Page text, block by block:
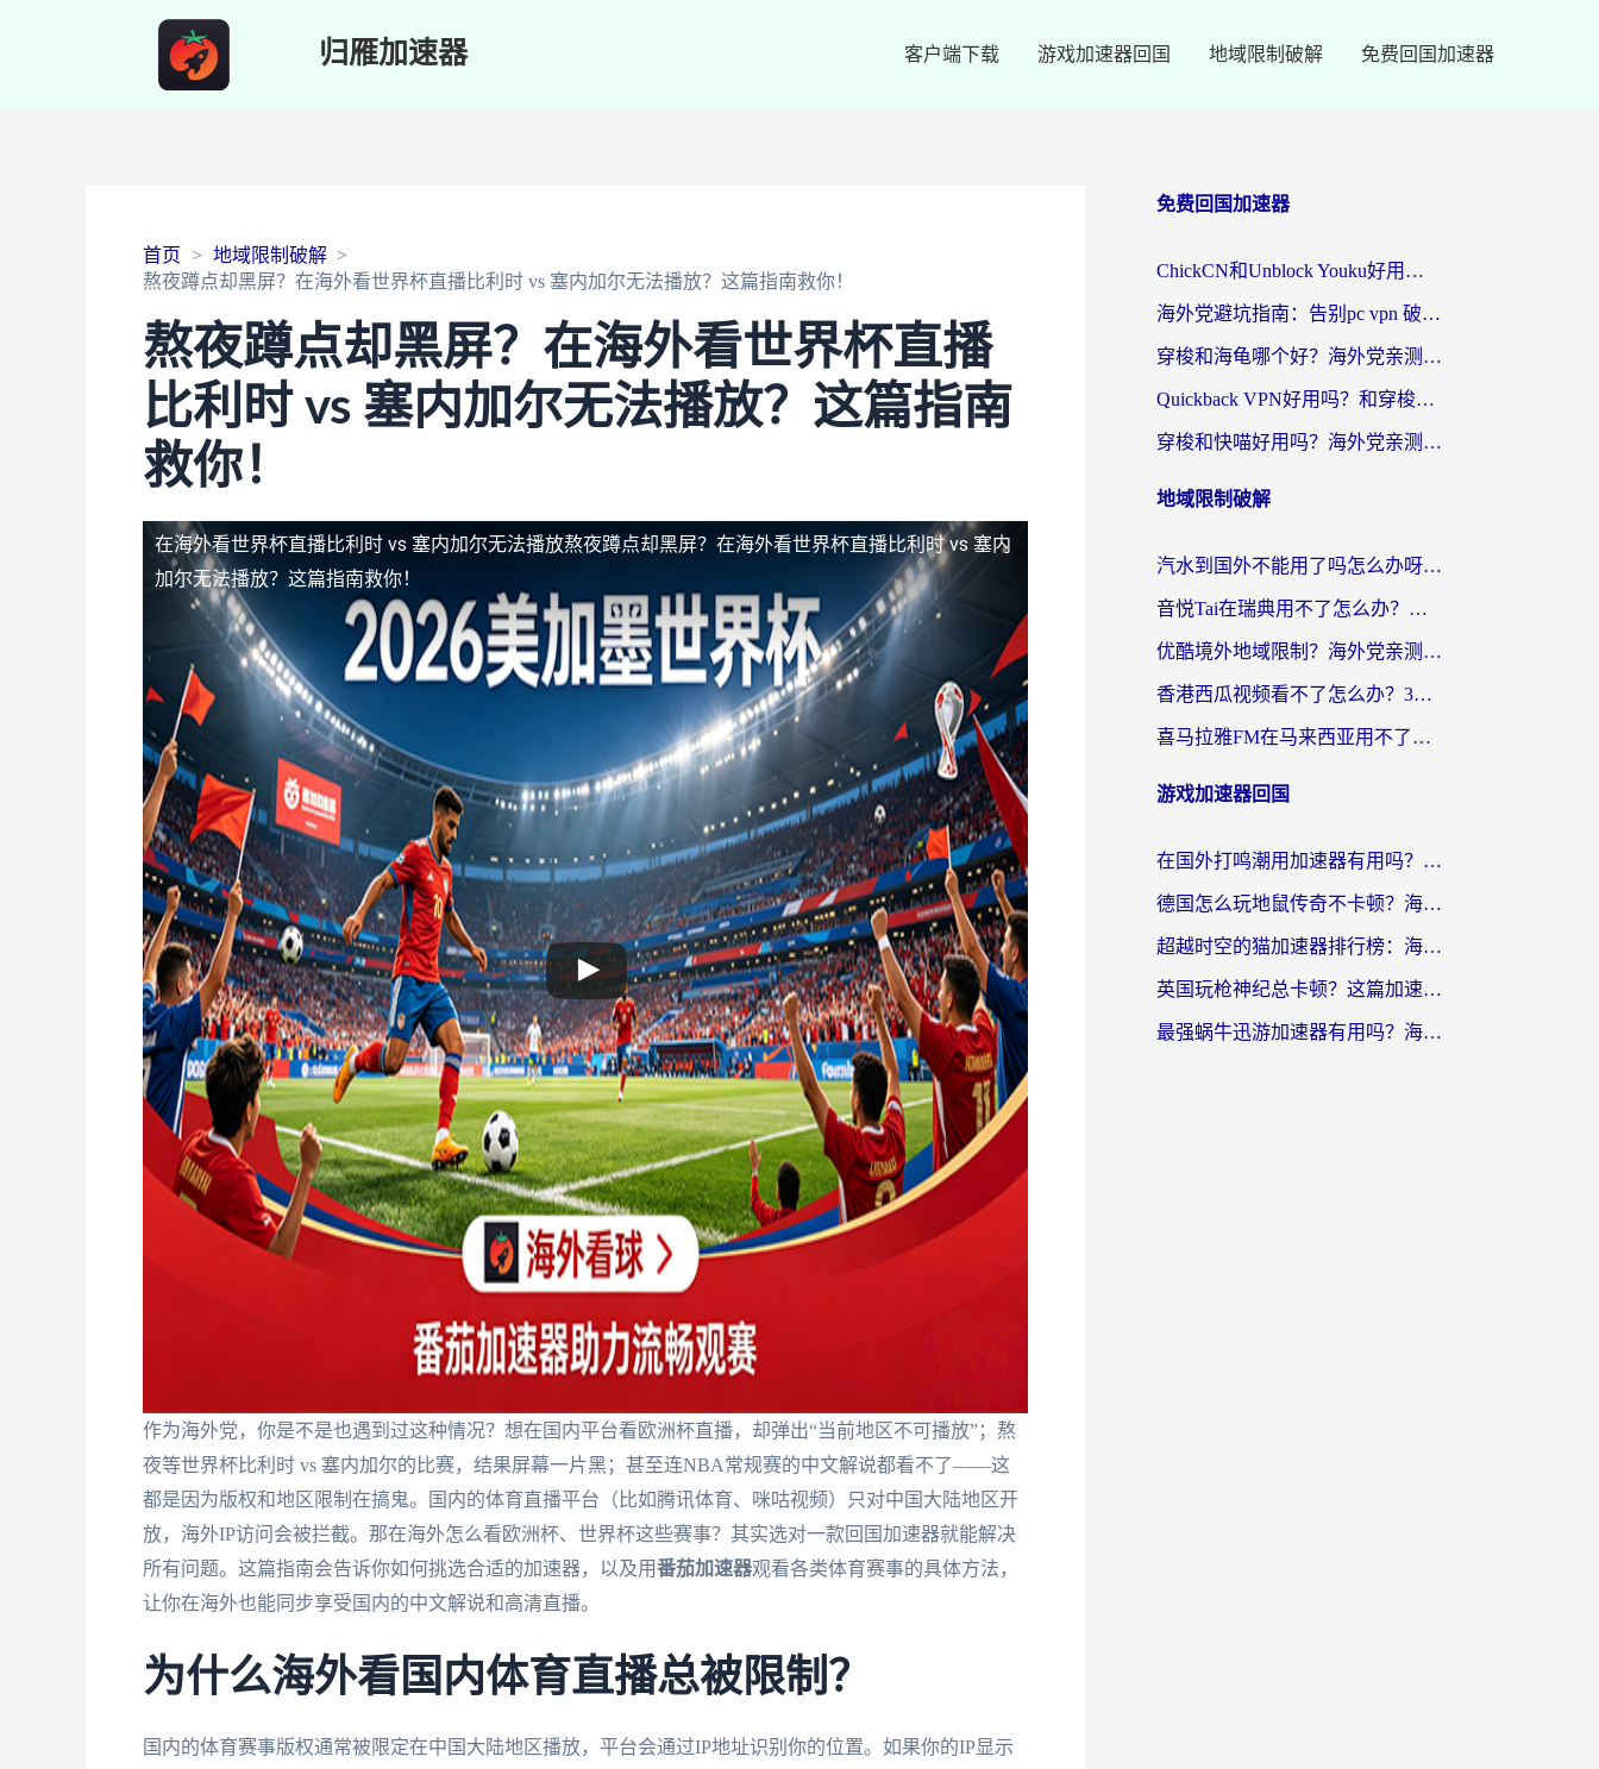
归雁加速器 客户端下载 游戏加速器回国 地域限制破解 免费回国加速器
首页
地域限制破解
熬夜蹲点却黑屏？在海外看世界杯直播比利时 vs 塞内加尔无法播放？这篇指南救你！
熬夜蹲点却黑屏？在海外看世界杯直播
比利时 vs 塞内加尔无法播放？这篇指南
救你！
在海外看世界杯直播比利时 vs 塞内加尔无法播放熬夜蹲点却黑屏？在海外看世界杯直播比利时 vs 塞内
加尔无法播放？这篇指南救你！
作为海外党，你是不是也遇到过这种情况？想在国内平台看欧洲杯直播，却弹出“当前地区不可播放”；熬
夜等世界杯比利时 vs 塞内加尔的比赛，结果屏幕一片黑；甚至连NBA常规赛的中文解说都看不了——这
都是因为版权和地区限制在搞鬼。国内的体育直播平台（比如腾讯体育、咪咕视频）只对中国大陆地区开
放，海外IP访问会被拦截。那在海外怎么看欧洲杯、世界杯这些赛事？其实选对一款回国加速器就能解决
所有问题。这篇指南会告诉你如何挑选合适的加速器，以及用番茄加速器观看各类体育赛事的具体方法，
让你在海外也能同步享受国内的中文解说和高清直播。
为什么海外看国内体育直播总被限制？
国内的体育赛事版权通常被限定在中国大陆地区播放，平台会通过IP地址识别你的位置。如果你的IP显示
免费回国加速器
ChickCN和Unblock Youku好用吗？海外党亲测3款回国加速器，附iOS免费选择指南
海外党避坑指南：告别pc vpn 破解，选对回国加速器轻松访问国内资源
穿梭和海龟哪个好？海外党亲测回国加速器，附电脑免费VPN推荐
Quickback VPN好用吗？和穿梭VPN对比哪个回国效果更好？海外党必看的真实测评与选择指南
穿梭和快喵好用吗？海外党亲测3款回国加速器，附日本回国VPN避坑指南
地域限制破解
汽水到国外不能用了吗怎么办呀？海外党追剧看片的救星在这里！
音悦Tai在瑞典用不了怎么办？海外华人追剧听歌的实用指南
优酷境外地域限制？海外党亲测：这样看国内剧再也不卡（附3个实用场景解决）
香港西瓜视频看不了怎么办？3步解决海外追剧难题，附靠谱加速器推荐
喜马拉雅FM在马来西亚用不了怎么办？海外华人亲测有效的回国加速指南
游戏加速器回国
在国外打鸣潮用加速器有用吗？安全吗？海外玩家国服游戏加速全指南
德国怎么玩地鼠传奇不卡顿？海外党国服游戏加速全攻略（含战双EVE实用指南）
超越时空的猫加速器排行榜：海外党国服游戏不卡顿的终极选择指南
英国玩枪神纪总卡顿？这篇加速器选择指南帮你告别延迟（附实测推荐）
最强蜗牛迅游加速器有用吗？海外玩家国服游戏加速避坑指南（附德国玩忍者必须死3流星蝴蝶剑解决办法）